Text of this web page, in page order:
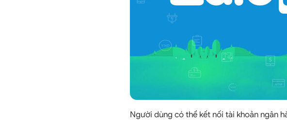
Người dùng có thể kết nối tài khoản ngân